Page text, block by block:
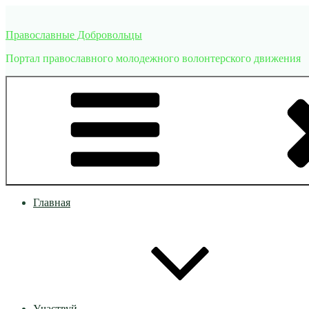
содержимому
Православные Добровольцы
Портал православного молодежного волонтерского движения
Главная